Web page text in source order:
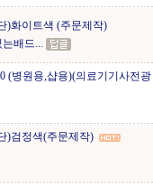
)화이트색 (주문제작)
배드...
(병원용,샵용)(의료기기사전광
)검정색(주문제작)